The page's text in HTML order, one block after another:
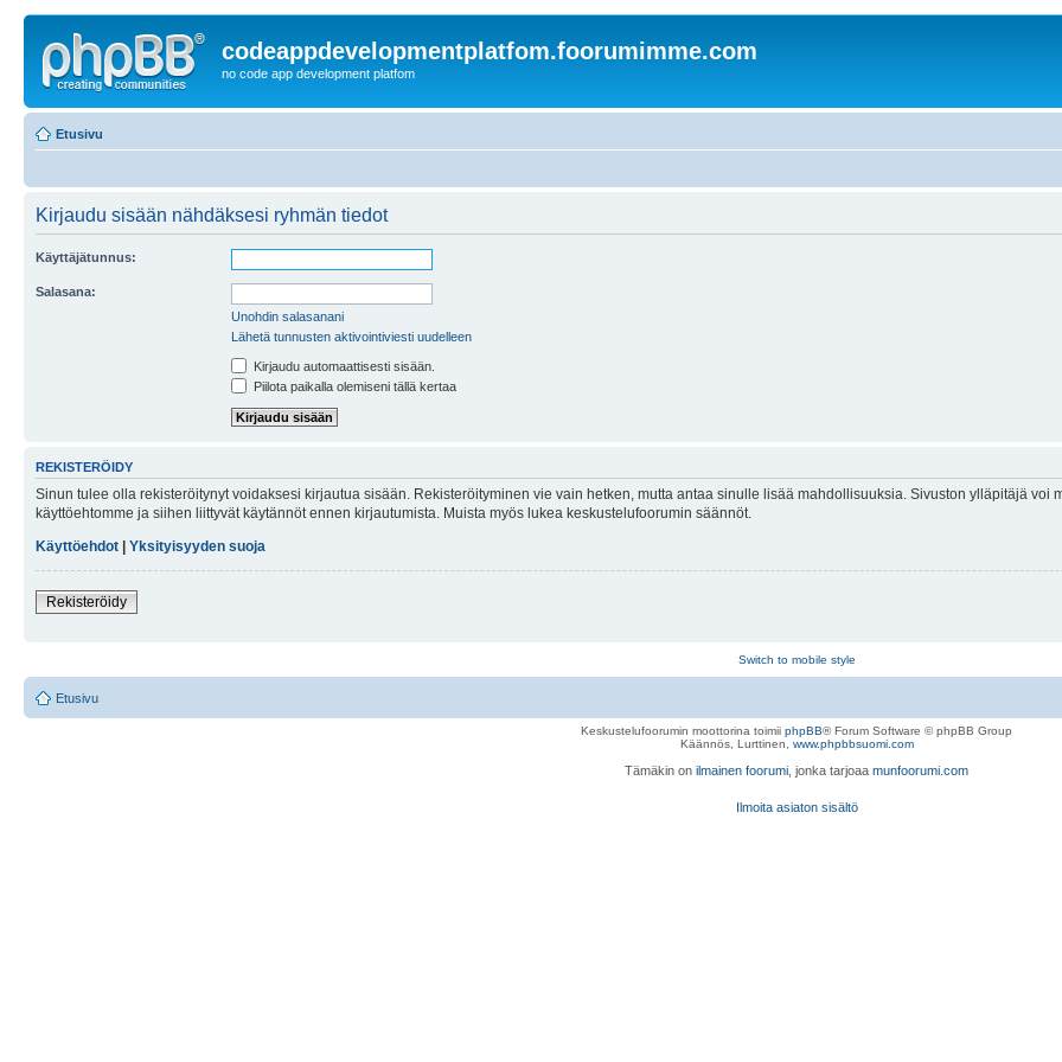
codeappdevelopmentplatfom.foorumimme.com
no code app development platfom
Etusivu
Kirjaudu sisään nähdäksesi ryhmän tiedot
Käyttäjätunnus:
Salasana:
Unohdin salasanani
Lähetä tunnusten aktivointiviesti uudelleen
Kirjaudu automaattisesti sisään.
Piilota paikalla olemiseni tällä kertaa
REKISTERÖIDY
Sinun tulee olla rekisteröitynyt voidaksesi kirjautua sisään. Rekisteröityminen vie vain hetken, mutta antaa sinulle lisää mahdollisuuksia. Sivuston ylläpitäjä
käyttöehtomme ja siihen liittyvät käytännöt ennen kirjautumista. Muista myös lukea keskustelufoorumin säännöt.
Käyttöehdot
Yksityisyyden suoja
Rekisteröidy
Switch to mobile style
Etusivu
Keskustelufoorumin moottorina toimii phpBB® Forum Software © phpBB Group
Käännös, Lurttinen, www.phpbbsuomi.com
Tämäkin on ilmainen foorumi , jonka tarjoaa munfoorumi.com
Ilmoita asiaton sisältö